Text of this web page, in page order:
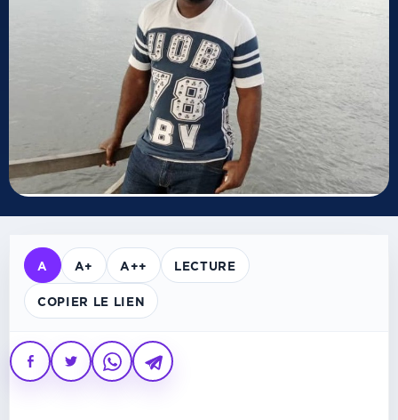
A A+ A++ LECTURE
COPIER LE LIEN